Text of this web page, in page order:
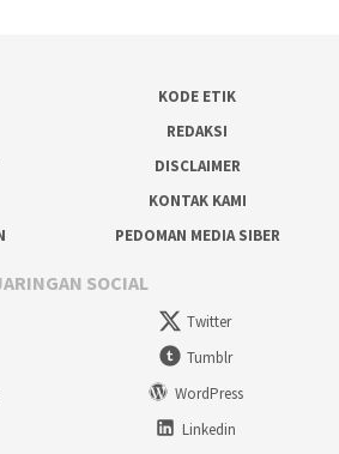
KODE ETIK
REDAKSI
DISCLAIMER
KONTAK KAMI
PEDOMAN MEDIA SIBER
SOCIAL
Twitter
Tumblr
WordPress
Linkedin